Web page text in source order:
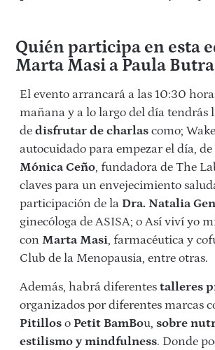
Quién participa en esta
Marta Masi a Paula
El evento arrancará a las 10:30
mañana y a lo largo del día tendrás
de disfrutar de charlas como;
autocuidado para empezar el día,
Mónica Ceño, fundadora de The
claves para un envejecimiento
participación de la Dra. Natalia
ginecóloga de ASISA; o Así viví yo
con Marta Masi, farmacéutica y
Club de la Menopausia, entre otras.
Además, habrá diferentes talleres
organizados por diferentes marcas
Pitillos o Petit BamBou, sobre
estilismo y mindfulness. Donde